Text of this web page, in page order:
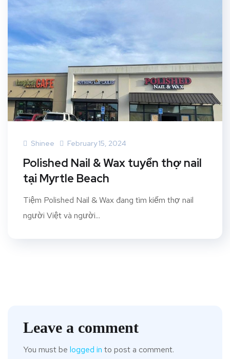
Shinee February 15, 2024
Polished Nail & Wax tuyển thợ nail
tại Myrtle Beach
Tiệm Polished Nail & Wax đang tìm kiếm thợ nail
người Việt và người...
Leave a comment
You must be logged in to post a comment.